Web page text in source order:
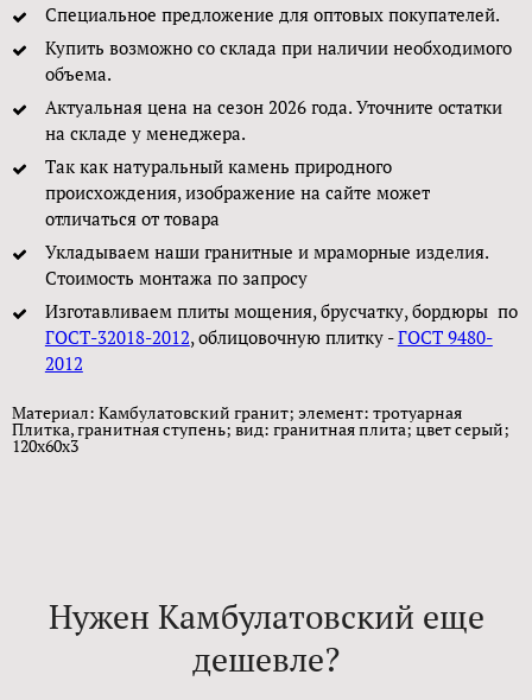
Специальное предложение для оптовых покупателей.
Купить возможно со склада при наличии необходимого
объема.
Актуальная цена на сезон 2026 года. Уточните остатки
на складе у менеджера.
Так как натуральный камень природного
происхождения, изображение на сайте может
отличаться от товара
Укладываем наши гранитные и мраморные изделия.
Стоимость монтажа по запросу
Изготавливаем плиты мощения, брусчатку, бордюры по
ГОСТ-32018-2012, облицовочную плитку -ГОСТ 9480-
2012
Материал: Камбулатовский гранит; элемент: тротуарная
Плитка, гранитная ступень; вид: гранитная плита; цвет серый;
120х60х3
Нужен Камбулатовский еще
дешевле?